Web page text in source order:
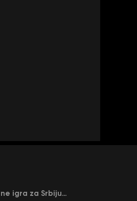
Zašto Rade Krunić ne igra za Srbiju? “Iako su mi obećali, niko me nije zvao…”